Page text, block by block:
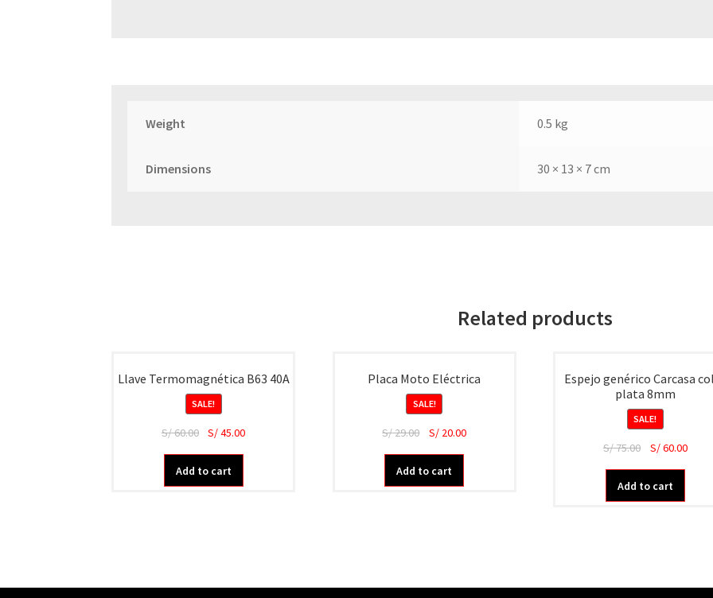
Weight 0.5 kg
Dimensions 30 × 13 × 7 cm
Related products
Llave Termomagnética B63 40A
SALE!
S/60.00 S/45.00
Add to cart
Placa Moto Eléctrica
SALE!
S/29.00 S/ 20.00
Add to cart
Espejo genérico Carcasa
plata 8mm
SALE!
S/75.00 S/60.00
Add to cart